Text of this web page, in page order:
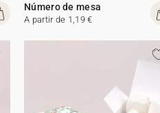
Número de mesa
A partir de 1,19 €